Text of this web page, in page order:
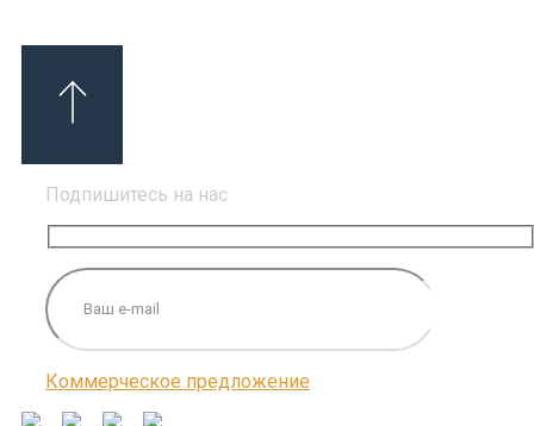
Подпишитесь на нас
Коммерческое предложение